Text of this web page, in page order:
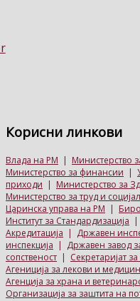
Корисни линкови
Влада на РМ | Министерство
Министерство за финансии |
приходи | Министерство за
Министерство за труд и
Царинска управа на РМ |
Институт за Стандардизација |
Акредитација | Државен
инспекција | Државен завод
сопственост | Секретаријат
Агениција за лекови и
Агенција за храна и
Организација за заштита на